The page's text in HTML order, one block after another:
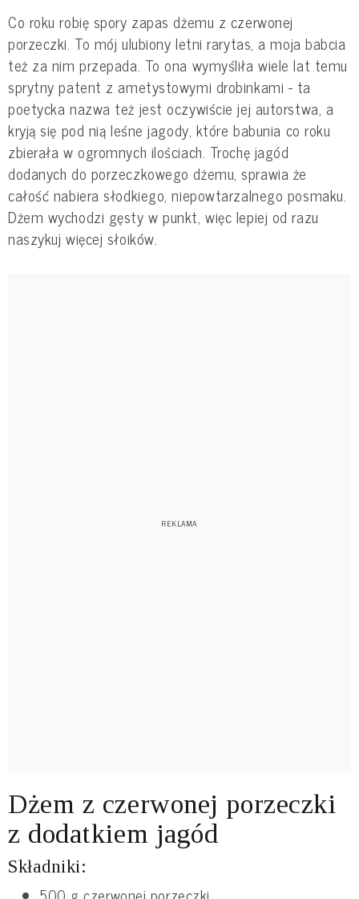
Co roku robię spory zapas dżemu z czerwonej
porzeczki. To mój ulubiony letni rarytas, a moja babcia
też za nim przepada. To ona wymyśliła wiele lat temu
sprytny patent z ametystowymi drobinkami - ta
poetycka nazwa też jest oczywiście jej autorstwa, a
kryją się pod nią leśne jagody, które babunia co roku
zbierała w ogromnych ilościach. Trochę jagód
dodanych do porzeczkowego dżemu, sprawia że
całość nabiera słodkiego, niepowtarzalnego posmaku.
Dżem wychodzi gęsty w punkt, więc lepiej od razu
naszykuj więcej słoików.
Dżem z czerwonej porzeczki
z dodatkiem jagód
Składniki: